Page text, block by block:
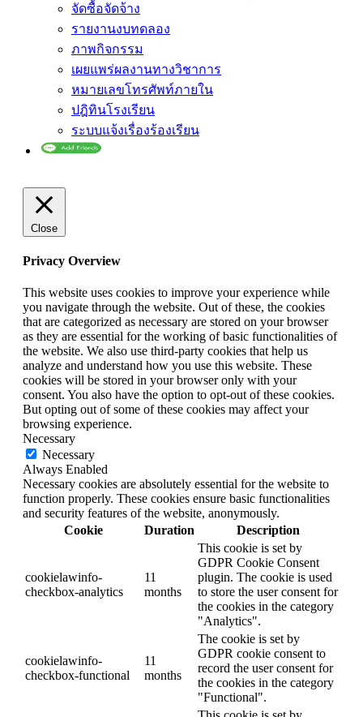
จัดซื้อจัดจ้าง
รายงานงบทดลอง
ภาพกิจกรรม
เผยแพร่ผลงานทางวิชาการ
หมายเลขโทรศัพท์ภายใน
ปฎิทินโรงเรียน
ระบบแจ้งเรื่องร้องเรียน
Close
Privacy Overview
This website uses cookies to improve your experience while
you navigate through the website. Out of these, the cookies
that are categorized as necessary are stored on your browser
as they are essential for the working of basic functionalities of
the website. We also use third-party cookies that help us
analyze and understand how you use this website. These
cookies will be stored in your browser only with your
consent. You also have the option to opt-out of these cookies.
But opting out of some of these cookies may affect your
browsing experience.
Necessary
Necessary
Always Enabled
Necessary cookies are absolutely essential for the website to
function properly. These cookies ensure basic functionalities
and security features of the website, anonymously.
Cookie
Duration Description
cookielawinfo-
checkbox-analytics
11
months
This cookie is set by
GDPR Cookie Consent
plugin. The cookie is used
to store the user consent for
the cookies in the category
"Analytics".
cookielawinfo-
checkbox-functional
11
months
The cookie is set by
GDPR cookie consent to
record the user consent for
the cookies in the category
"Functional".